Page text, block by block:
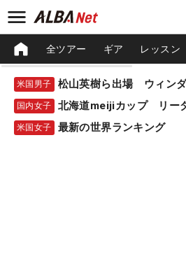
全ツアー ギア レッスン
米国男子
国内女子 北海道meijiカップ リー
米国女子 最新の世界ランキング